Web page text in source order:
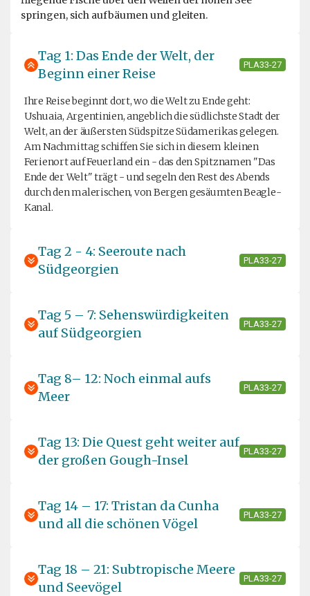
springen, sich aufbäumen und gleiten.
Tag 1: Das Ende der Welt, der
Beginn einer Reise
PLA33-27
Ihre Reise beginnt dort, wo die Welt zu Ende geht:
Ushuaia, Argentinien, angeblich die südlichste Stadt der
Welt, an der äußersten Südspitze Südamerikas gelegen.
Am Nachmittag schiffen Sie sich in diesem kleinen
Ferienort auf Feuerland ein - das den Spitznamen "Das
Ende der Welt" trägt - und segeln den Rest des Abends
durch den malerischen, von Bergen gesäumten Beagle-
Kanal.
Tag 2 - 4: Seeroute nach
Südgeorgien
PLA33-27
Tag 5 – 7: Sehenswürdigkeiten
auf Südgeorgien
PLA33-27
Tag 8– 12: Noch einmal aufs
Meer
PLA33-27
Tag 13: Die Quest geht weiter auf
der großen Gough-Insel
PLA33-27
Tag 14 – 17: Tristan da Cunha
und all die schönen Vögel
PLA33-27
Tag 18 – 21: Subtropische Meere
und Seevögel
PLA33-27